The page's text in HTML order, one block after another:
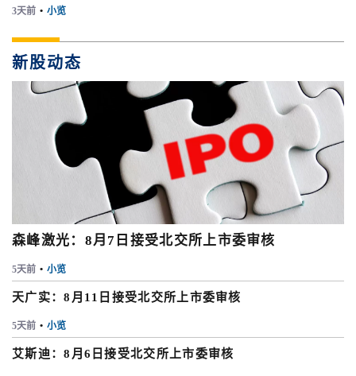
3天前 • 小览
新股动态
森峰激光：8月7日接受北交所上市委审核
5天前 • 小览
天广实：8月11日接受北交所上市委审核
5天前 • 小览
艾斯迪：8月6日接受北交所上市委审核